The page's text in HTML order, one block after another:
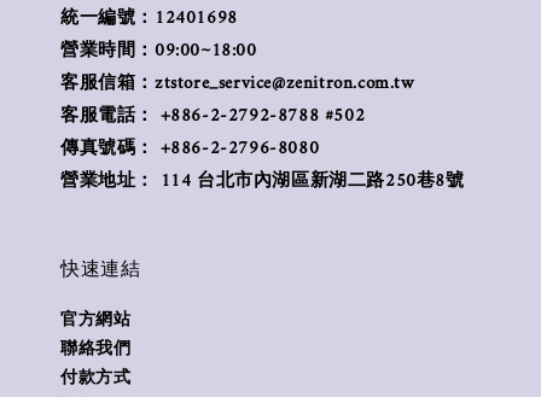
統一編號：12401698
營業時間：09:00~18:00
客服信箱：ztstore_service@zenitron.com.tw
客服電話： +886-2-2792-8788 #502
傳真號碼： +886-2-2796-8080
營業地址： 114 台北市內湖區新湖二路250巷8號
快速連結
官方網站
聯絡我們
付款方式